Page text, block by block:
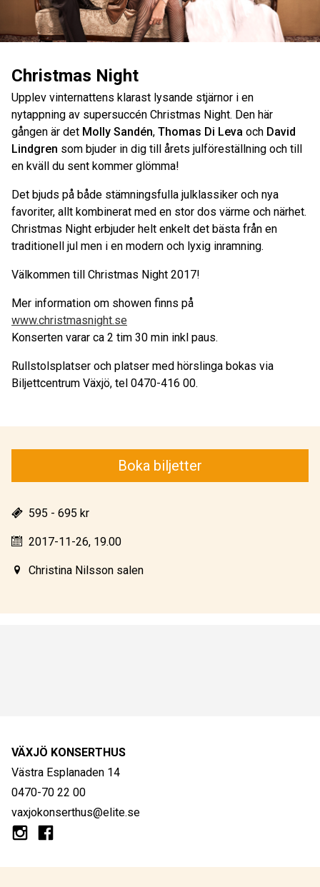
Boka biljetter
595 - 695 kr
2017-11-26, 19.00
Christina Nilsson salen
Christmas Night
Upplev vinternattens klarast lysande stjärnor i en
nytappning av supersuccén Christmas Night. Den här
gången är det Molly Sandén, Thomas Di Leva och David
Lindgren som bjuder in dig till årets julföreställning och till
en kväll du sent kommer glömma!
Det bjuds på både stämningsfulla julklassiker och nya
favoriter, allt kombinerat med en stor dos värme och närhet.
Christmas Night erbjuder helt enkelt det bästa från en
traditionell jul men i en modern och lyxig inramning.
Välkommen till Christmas Night 2017!
Mer information om showen finns på
www.christmasnight.se
Konserten varar ca 2 tim 30 min inkl paus.
Rullstolsplatser och platser med hörslinga bokas via
Biljettcentrum Växjö, tel 0470-416 00.
VÄXJÖ KONSERTHUS
Västra Esplanaden 14
0470-70 22 00
vaxjokonserthus@elite.se